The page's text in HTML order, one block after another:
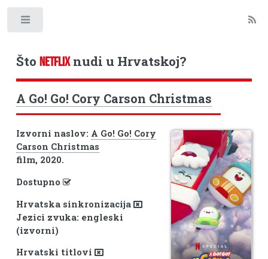
Što NETFLIXnudi u Hrvatskoj?
A Go! Go! Cory Carson Christmas
Izvorni naslov: A Go! Go! Cory
Carson Christmas
film, 2020.
Dostupno
Hrvatska sinkronizacija
Jezici zvuka: engleski
(izvorni)
Hrvatski titlovi